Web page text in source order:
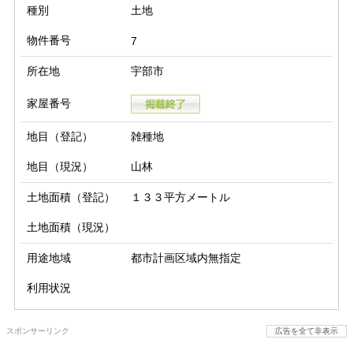
種別 土地
物件番号 7
所在地 宇部市
家屋番号
地目（登記） 雑種地
地目（現況） 山林
土地面積（登記） １３３平方メートル
土地面積（現況）
用途地域 都市計画区域内無指定
利用状況
スポンサーリンク 広告を全て非表示